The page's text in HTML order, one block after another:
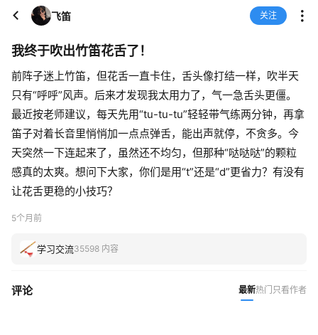
飞笛 关注
我终于吹出竹笛花舌了！
前阵子迷上竹笛，但花舌一直卡住，舌头像打结一样，吹半天
只有“呼呼”风声。后来才发现我太用力了，气一急舌头更僵。
最近按老师建议，每天先用“tu-tu-tu”轻轻带气练两分钟，再拿
笛子对着长音里悄悄加一点点弹舌，能出声就停，不贪多。今
天突然一下连起来了，虽然还不均匀，但那种“哒哒哒”的颗粒
感真的太爽。想问下大家，你们是用“t”还是“d”更省力？有没有
让花舌更稳的小技巧？
5个月前
学习交流35598 内容
评论 最新热门 只看作者